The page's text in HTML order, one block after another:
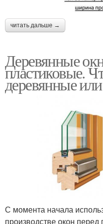
читать дальше →
Деревянные
пластиковые.
деревянные
С момента начала
производстве окон